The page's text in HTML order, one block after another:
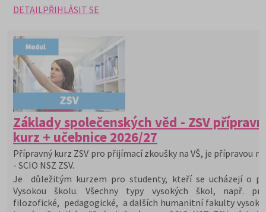
DETAILPŘIHLÁSIT SE
Základy společenských věd - ZSV
kurz + učebnice 2026/27
Přípravný kurz ZSV pro přijímací zkoušky na VŠ, je přípravou
- SCIO NSZ ZSV.
Je důležitým kurzem pro studenty, kteří se ucházejí o
Vysokou školu. Všechny typy vysokých škol, např.
filozofické, pedagogické, a dalších humanitní fakulty